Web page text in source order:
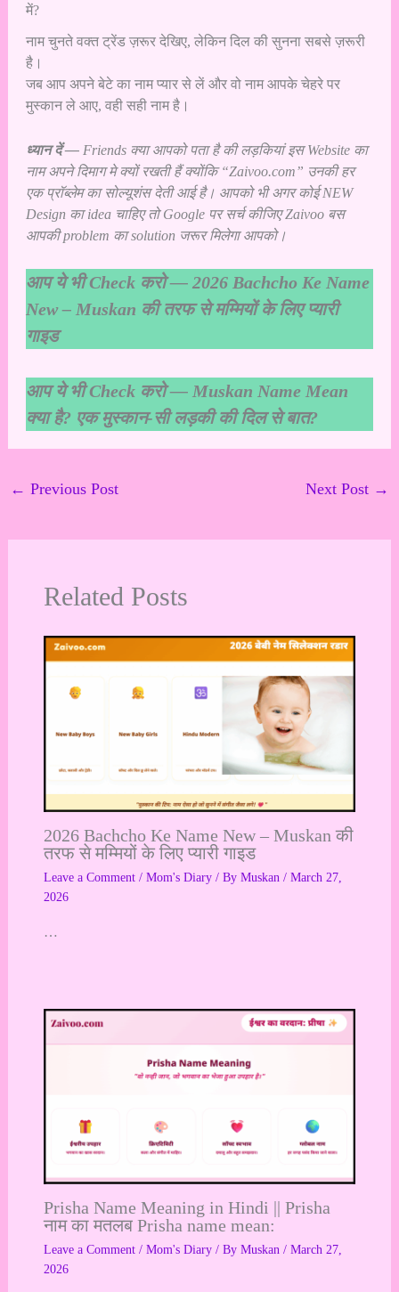
में?
नाम चुनते वक्त ट्रेंड ज़रूर देखिए, लेकिन दिल की सुनना सबसे ज़रूरी
है।
जब आप अपने बेटे का नाम प्यार से लें और वो नाम आपके चेहरे पर
मुस्कान ले आए, वही सही नाम है।
ध्यान दें —Friends क्या आपको पता है की लड़कियां इस Website का
नाम अपने दिमाग मे क्यों रखती हैं क्योंकि “Zaivoo.com” उनकी हर
एक प्रॉब्लेम का सोल्यूशंस देती आई है। आपको भी अगर कोई NEW
Design का idea चाहिए तो Google पर सर्च कीजिए Zaivoo बस
आपकी problem का solution जरूर मिलेगा आपको।
आप ये भी Check करो — 2026 Bachcho Ke Name
New – Muskan की तरफ से मम्मियों के लिए प्यारी
गाइड
आप ये भी Check करो — Muskan Name Mean
क्या है? एक मुस्कान-सी लड़की की दिल से बात?
← Previous Post Next Post →
Related Posts
2026 Bachcho Ke Name New – Muskan की
तरफ से मम्मियों के लिए प्यारी गाइड
Leave a Comment / Mom's Diary/ By Muskan / March 27,
2026
…
Prisha Name Meaning in Hindi || Prisha
नाम का मतलब Prisha name mean:
Leave a Comment / Mom's Diary/ By Muskan / March 27,
2026